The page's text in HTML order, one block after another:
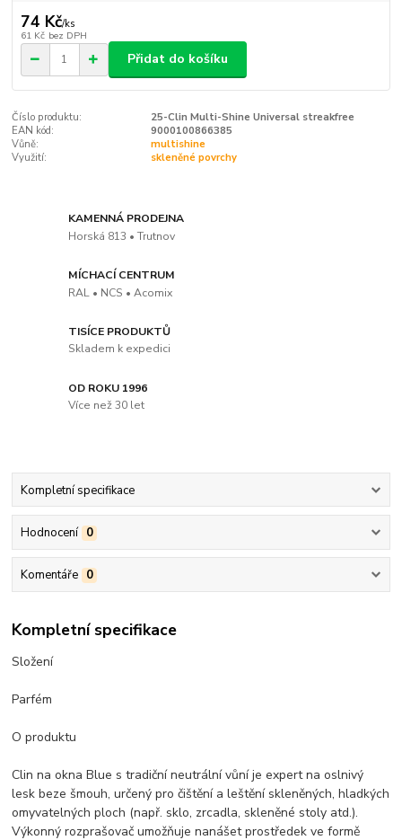
74 Kč/ks
61 Kč bez DPH
Přidat do košíku
Číslo produktu:
25-Clin Multi-Shine Universal streakfree
EAN kód:
9000100866385
Vůně:
multishine
Využití:
skleněné povrchy
KAMENNÁ PRODEJNA
Horská 813 • Trutnov
MÍCHACÍ CENTRUM
RAL • NCS • Acomix
TISÍCE PRODUKTŮ
Skladem k expedici
OD ROKU 1996
Více než 30 let
Kompletní specifikace
Hodnocení 0
Komentáře 0
Kompletní specifikace
Složení
Parfém
O produktu
Clin na okna Blue s tradiční neutrální vůní je expert na oslnivý
lesk beze šmouh, určený pro čištění a leštění skleněných, hladkých
omyvatelných ploch (např. sklo, zrcadla, skleněné stoly atd.).
Výkonný rozprašovač umožňuje nanášet prostředek ve formě